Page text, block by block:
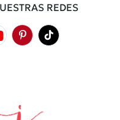
REDES